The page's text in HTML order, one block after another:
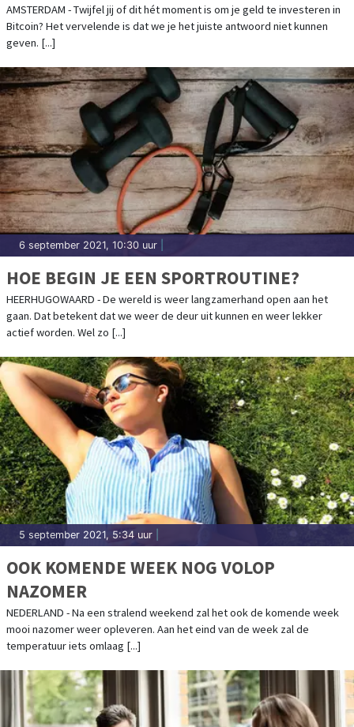
AMSTERDAM - Twijfel jij of dit hét moment is om je geld te investeren in
Bitcoin? Het vervelende is dat we je het juiste antwoord niet kunnen
geven. [...]
6 september 2021, 10:30 uur
HOE BEGIN JE EEN SPORTROUTINE?
HEERHUGOWAARD - De wereld is weer langzamerhand open aan het
gaan. Dat betekent dat we weer de deur uit kunnen en weer lekker
actief worden. Wel zo [...]
5 september 2021, 5:34 uur
OOK KOMENDE WEEK NOG VOLOP
NAZOMER
NEDERLAND - Na een stralend weekend zal het ook de komende week
mooi nazomer weer opleveren. Aan het eind van de week zal de
temperatuur iets omlaag [...]